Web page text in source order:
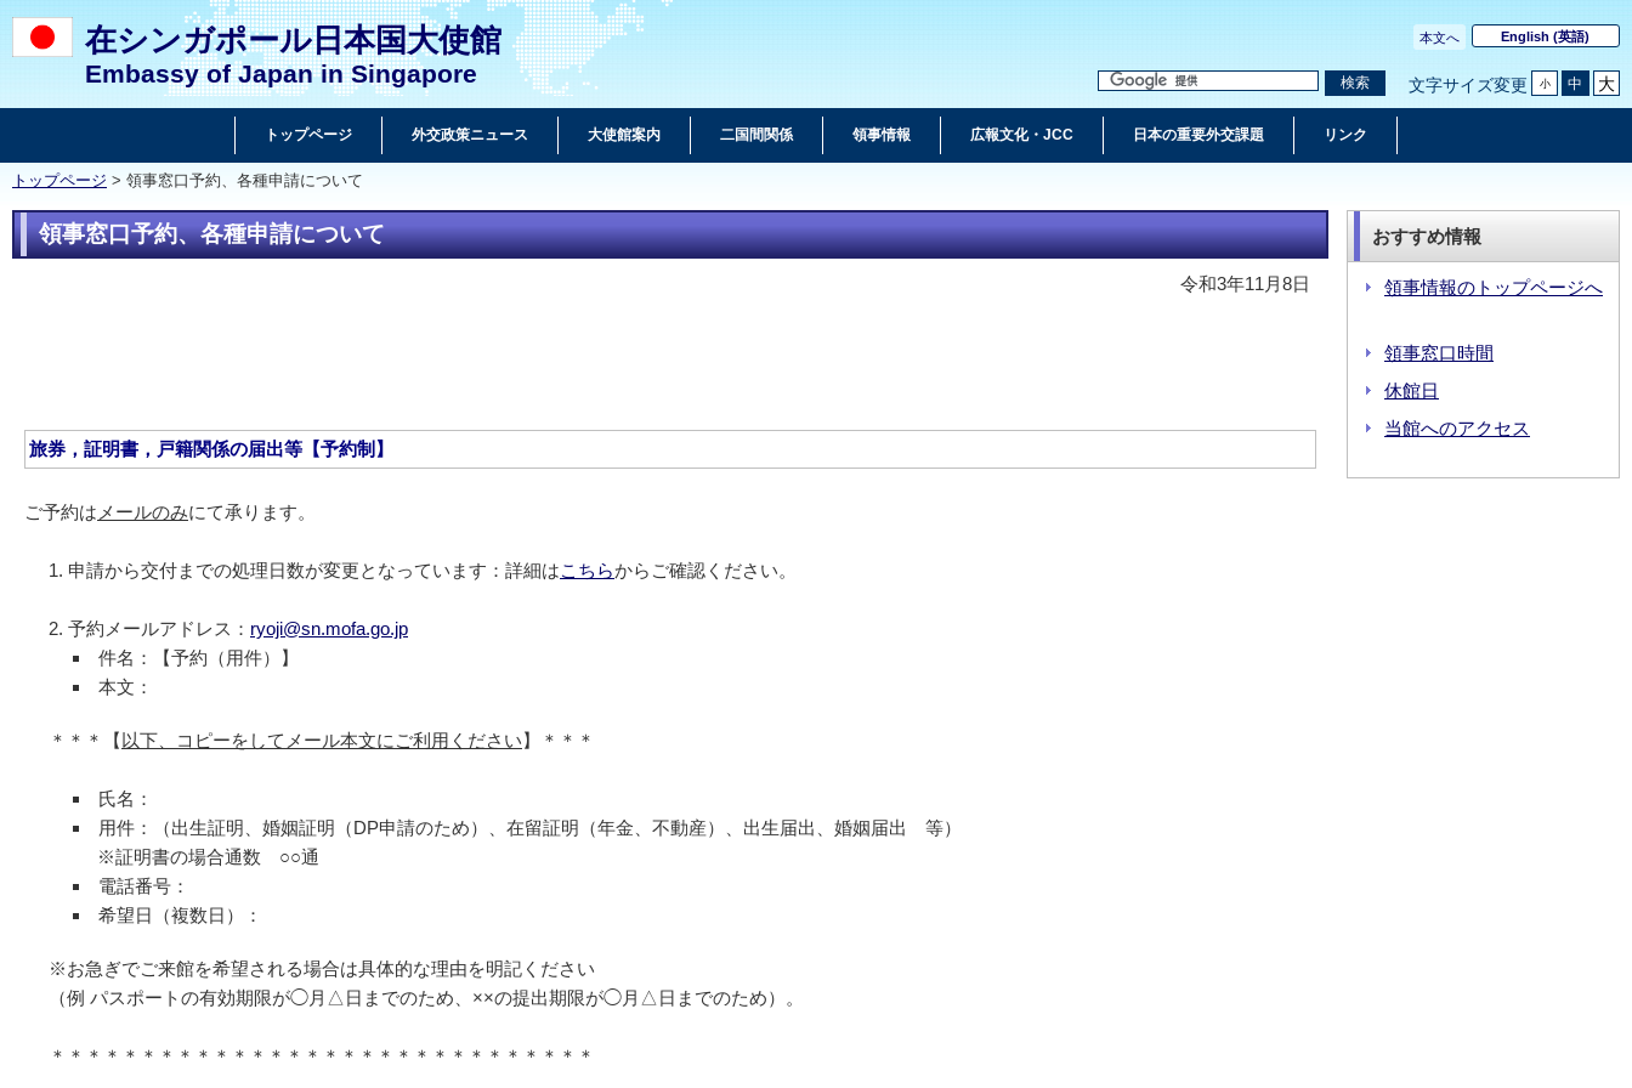
在シンガポール日本国大使館
Embassy of Japan in Singapore
本文へ English (英語)
検索 文字サイズ変更 小 中 大
トップページ 外交政策ニュース 大使館案内 二国間関係 領事情報 広報文化・JCC 日本の重要外交課題 リンク
トップページ > 領事窓口予約、各種申請について
領事窓口予約、各種申請について
令和3年11月8日
旅券，証明書，戸籍関係の届出等【予約制】
ご予約は メールのみにて承ります。
申請から交付までの処理日数が変更となっています：詳細はこちらからご確認ください。
予約メールアドレス： ryoji@sn.mofa.go.jp
件名：【予約（用件）】
本文：
＊＊＊【 以下、コピーをしてメール本文にご利用ください】＊＊＊
氏名：
用件：（出生証明、婚姻証明（DP申請のため）、在留証明（年金、不動産）、出生届出、婚姻届出 等）
※証明書の場合通数 ○○通
電話番号：
希望日（複数日）：
※お急ぎでご来館を希望される場合は具体的な理由を明記ください
（例 パスポートの有効期限が◯月△日までのため、××の提出期限が◯月△日までのため）。
＊＊＊＊＊＊＊＊＊＊＊＊＊＊＊＊＊＊＊＊＊＊＊＊＊＊＊＊＊＊
おすすめ情報
領事情報のトップページへ
領事窓口時間
休館日
当館へのアクセス